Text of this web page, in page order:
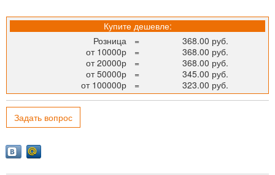
Купите дешевле:
Розница
=
368.00 руб.
от 10000р
=
368.00 руб.
от 20000р
=
368.00 руб.
от 50000р
=
345.00 руб.
от 100000р
= 323.00 руб.
Задать вопрос